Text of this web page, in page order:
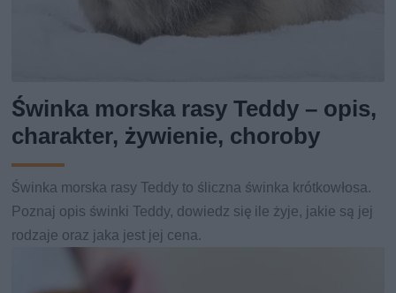
Świnka morska rasy Teddy – opis,
charakter, żywienie, choroby
Świnka morska rasy Teddy to śliczna świnka krótkowłosa.
Poznaj opis świnki Teddy, dowiedz się ile żyje, jakie są jej
rodzaje oraz jaka jest jej cena.